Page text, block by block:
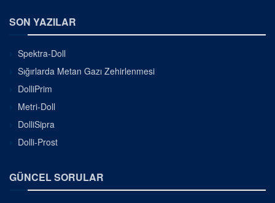
SON YAZILAR
Spektra-Doll
Sığırlarda Metan Gazı Zehirlenmesi
DolliPrim
Metri-Doll
DolliSipra
Dolli-Prost
GÜNCEL SORULAR